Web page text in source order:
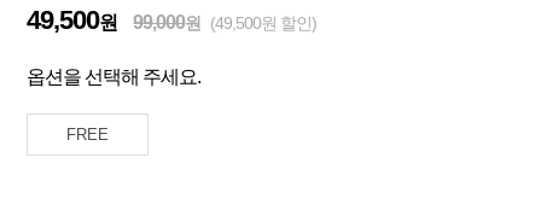
49,500원 99,000원 (49,500원 할인)
옵션을 선택해 주세요.
FREE